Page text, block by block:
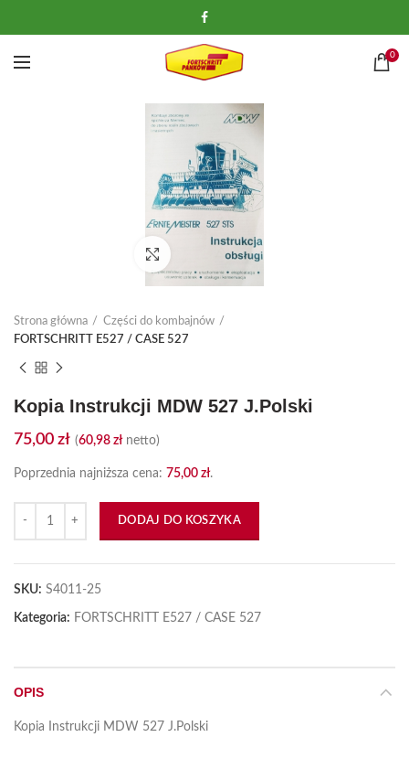
0
Kliknij, aby powiększyć
Strona główna
Części do kombajnów
FORTSCHRITT E527 / CASE 527
Kopia Instrukcji MDW 527 J.Polski
75,00 zł (60,98 złnetto)
Poprzednia najniższa cena: 75,00 zł.
DODAJ DO KOSZYKA
SKU: S4011-25
Kategoria: FORTSCHRITT E527 / CASE 527
OPIS
Kopia Instrukcji MDW 527 J.Polski